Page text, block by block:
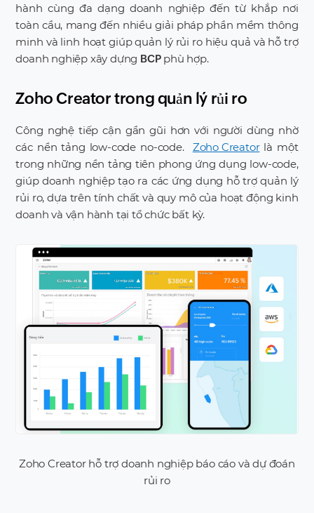
hành cùng đa dạng doanh nghiệp đến từ khắp nơi
toàn cầu, mang đến nhiều giải pháp phần mềm thông
minh và linh hoạt giúp quản lý rủi ro hiệu quả và hỗ trợ
doanh nghiệp xây dựng BCPphù hợp.
Zoho Creator trong quản lý rủi ro
Công nghệ tiếp cận gần gũi hơn với người dùng nhờ
các nền tảng low-code no-code. Zoho Creatorlà một
trong những nền tảng tiên phong ứng dụng low-code,
giúp doanh nghiệp tạo ra các ứng dụng hỗ trợ quản lý
rủi ro, dựa trên tính chất và quy mô của hoạt động kinh
doanh và vận hành tại tổ chức bất kỳ.
Zoho Creator hỗ trợ doanh nghiệp báo cáo và dự đoán
rủi ro